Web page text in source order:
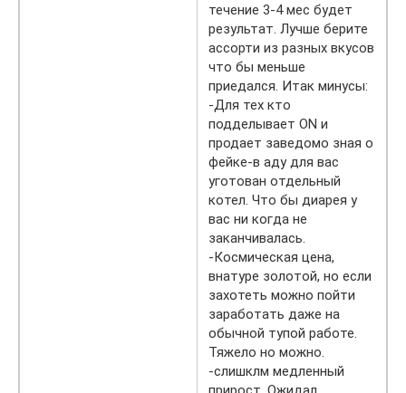
течение 3-4 мес будет
результат. Лучше берите
ассорти из разных вкусов
что бы меньше
приедался. Итак минусы:
-Для тех кто
подделывает ON и
продает заведомо зная о
фейке-в аду для вас
уготован отдельный
котел. Что бы диарея у
вас ни когда не
заканчивалась.
-Космическая цена,
внатуре золотой, но если
захотеть можно пойти
заработать даже на
обычной тупой работе.
Тяжело но можно.
-слишклм медленный